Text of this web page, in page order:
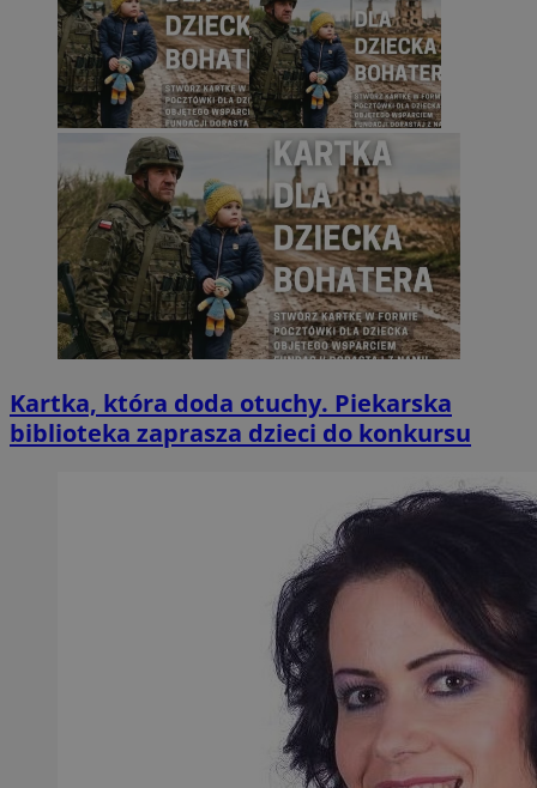
Kartka, która doda otuchy. Piekarska
biblioteka zaprasza dzieci do konkursu